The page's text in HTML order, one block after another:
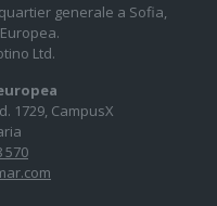
generale a Sofia,
Ltd.
1729, CampusX
570